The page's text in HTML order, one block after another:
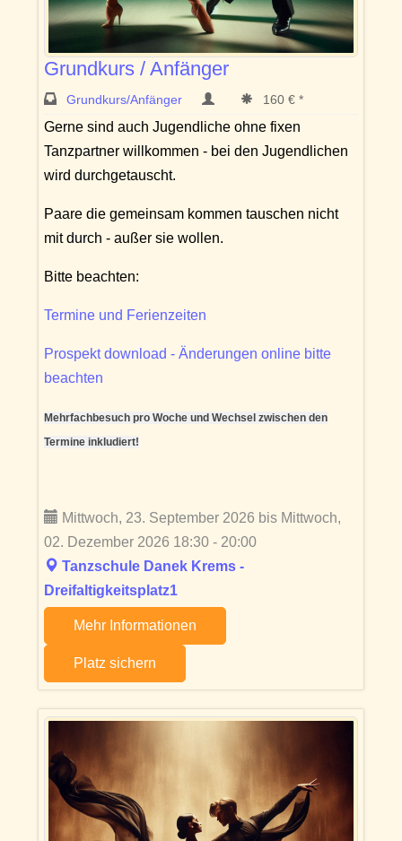
Grundkurs / Anfänger
Grundkurs/Anfänger 160 € *
Gerne sind auch Jugendliche ohne fixen
Tanzpartner willkommen - bei den Jugendlichen
wird durchgetauscht.
Paare die gemeinsam kommen tauschen nicht
mit durch - außer sie wollen.
Bitte beachten:
Termine und Ferienzeiten
Prospekt download - Änderungen online bitte
beachten
Mehrfachbesuch pro Woche und Wechsel zwischen den
Termine inkludiert!
Mittwoch, 23. September 2026 bis Mittwoch,
02. Dezember 2026 18:30 - 20:00
Tanzschule Danek Krems -
Dreifaltigkeitsplatz1
Mehr Informationen
Platz sichern